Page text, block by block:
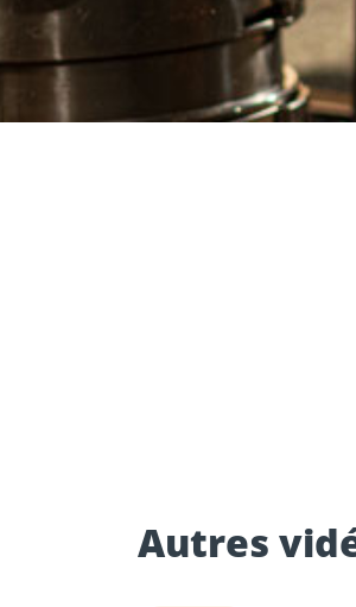
Outils et accessoires
pour la construction
Autres